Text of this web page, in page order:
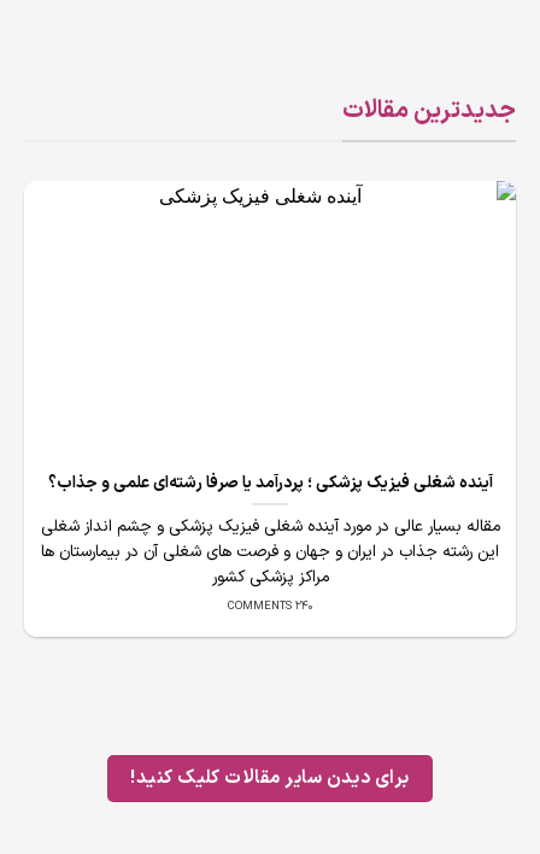
جدیدترین مقالات
آینده شغلی فیزیک پزشکی ؛ پردرآمد یا صرفا رشته‌ای علمی و جذاب؟
مقاله بسیار عالی در مورد آینده شغلی فیزیک پزشکی و چشم انداز شغلی
این رشته جذاب در ایران و جهان و فرصت های شغلی آن در بیمارستان ها
مراکز پزشکی کشور
240 COMMENTS
برای دیدن سایر مقالات کلیک کنید!